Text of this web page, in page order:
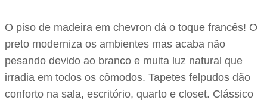
O piso de madeira em chevron dá o toque francês! O
preto moderniza os ambientes mas acaba não
pesando devido ao branco e muita luz natural que
irradia em todos os cômodos. Tapetes felpudos dão
conforto na sala, escritório, quarto e closet. Clássico